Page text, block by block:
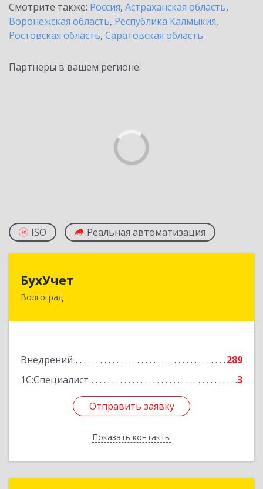
Смотрите также: Россия, Астраханская область,
Воронежская область, Республика Калмыкия,
Ростовская область, Саратовская область
Партнеры в вашем регионе:
ISO Реальная автоматизация
БухУчет
Волгоград
Внедрений
289
1С:Специалист
3
Отправить заявку
Показать контакты
400005, Волгоградская обл, Волгоград г, им
Отправить заявку
Назад